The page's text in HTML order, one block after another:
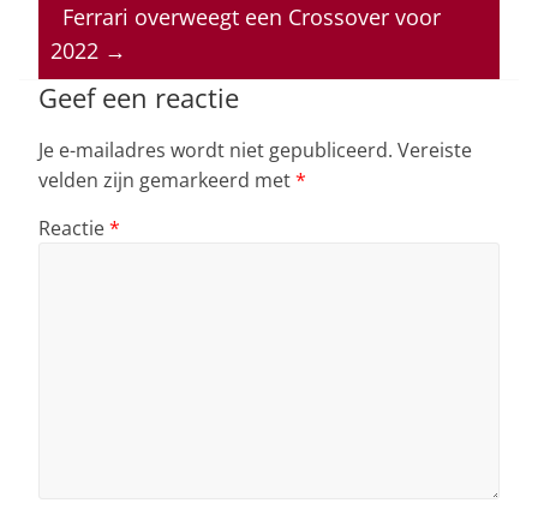
p
p
o
o
k
n s
Ferrari overweegt een Crossover voor
2022 →
Geef een reactie
Je e-mailadres wordt niet gepubliceerd. Vereiste
velden zijn gemarkeerd met*
Reactie*